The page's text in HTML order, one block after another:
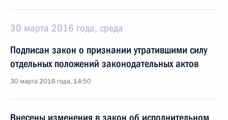
30 марта 2016 года, среда
Подписан закон о признании утратившими силу
отдельных положений законодательных актов
30 марта 2016 года, 14:50
Внесены изменения в закон об исполнительном